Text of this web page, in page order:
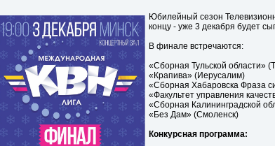
Юбилейный сезон
концу - уже 3 декабря будет
В финале встречаются:
«Сборная Тульской области»
«Крапива» (Иерусалим)
«Сборная Хабаровска Фраза
«Факультет управления
«Сборная Калининградской
«Без Дам» (Смоленск)
Конкурсная программа: